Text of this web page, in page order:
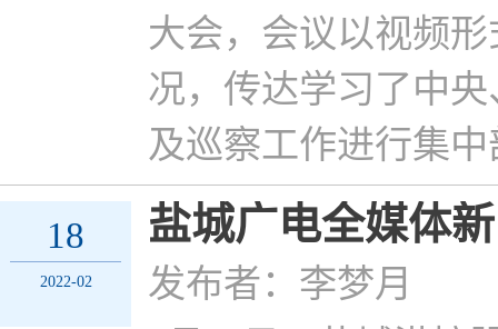
大会，会议以视频
况，传达学习了中
及巡察工作进行集
18
2022-02
盐城广电全媒体
发布者：李梦月